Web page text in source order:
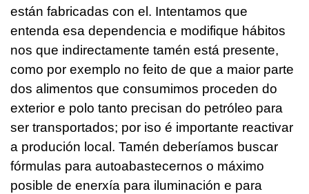
están fabricadas con el. Intentamos que
entenda esa dependencia e modifique hábitos
nos que indirectamente tamén está presente,
como por exemplo no feito de que a maior parte
dos alimentos que consumimos proceden do
exterior e polo tanto precisan do petróleo para
ser transportados; por iso é importante reactivar
a produción local. Tamén deberíamos buscar
fórmulas para autoabastecernos o máximo
posible de enerxía para iluminación e para